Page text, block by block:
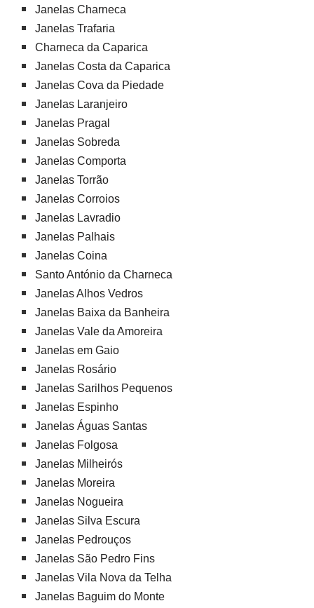
Janelas Charneca
Janelas Trafaria
Charneca da Caparica
Janelas Costa da Caparica
Janelas Cova da Piedade
Janelas Laranjeiro
Janelas Pragal
Janelas Sobreda
Janelas Comporta
Janelas Torrão
Janelas Corroios
Janelas Lavradio
Janelas Palhais
Janelas Coina
Santo António da Charneca
Janelas Alhos Vedros
Janelas Baixa da Banheira
Janelas Vale da Amoreira
Janelas em Gaio
Janelas Rosário
Janelas Sarilhos Pequenos
Janelas Espinho
Janelas Águas Santas
Janelas Folgosa
Janelas Milheirós
Janelas Moreira
Janelas Nogueira
Janelas Silva Escura
Janelas Pedrouços
Janelas São Pedro Fins
Janelas Vila Nova da Telha
Janelas Baguim do Monte